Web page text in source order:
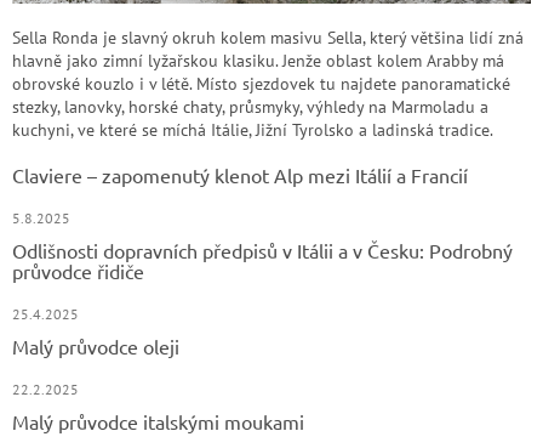
Sella Ronda je slavný okruh kolem masivu Sella, který většina lidí zná
hlavně jako zimní lyžařskou klasiku. Jenže oblast kolem Arabby má
obrovské kouzlo i v létě. Místo sjezdovek tu najdete panoramatické
stezky, lanovky, horské chaty, průsmyky, výhledy na Marmoladu a
kuchyni, ve které se míchá Itálie, Jižní Tyrolsko a ladinská tradice.
Claviere – zapomenutý klenot Alp mezi Itálií a Francií
5.8.2025
Odlišnosti dopravních předpisů v Itálii a v Česku: Podrobný
průvodce řidiče
25.4.2025
Malý průvodce oleji
22.2.2025
Malý průvodce italskými moukami